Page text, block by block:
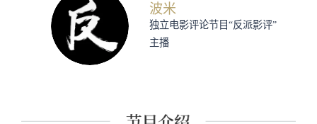
波米
独立电影评论节目“反派影评”
主播